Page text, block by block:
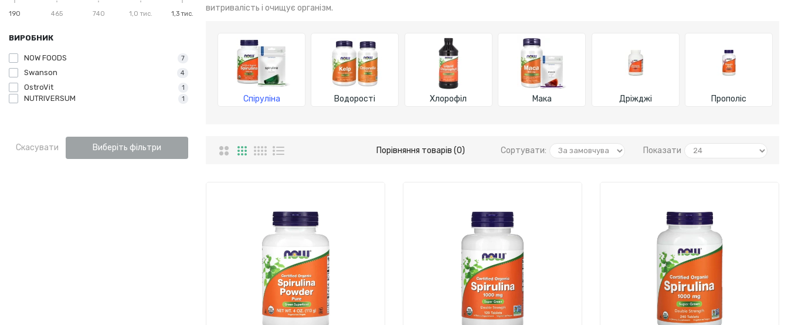
190 465 740 1,0 тис. 1,3 тис.
ВИРОБНИК
NUTRIVERSUM 1
NOW FOODS 7
Swanson 4
OstroVit 1
Скасувати Виберіть фільтри
витривалість і очищує організм.
Водорості Хлорофіл
Спіруліна Мака Дріжджі Прополіс
Порівняння товарів (0) Сортувати: Показати